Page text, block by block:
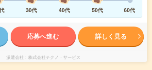
30代 40代 50代 60代
応募へ進む 詳しく見る
派遣会社 株式会社テクノ・サービス